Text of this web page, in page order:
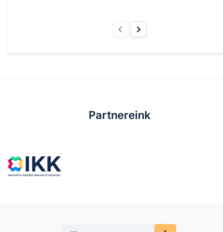
Partnereink